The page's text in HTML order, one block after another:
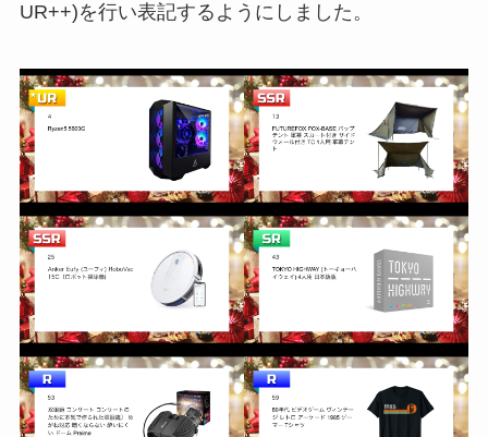
UR++)を行い表記するようにしました。